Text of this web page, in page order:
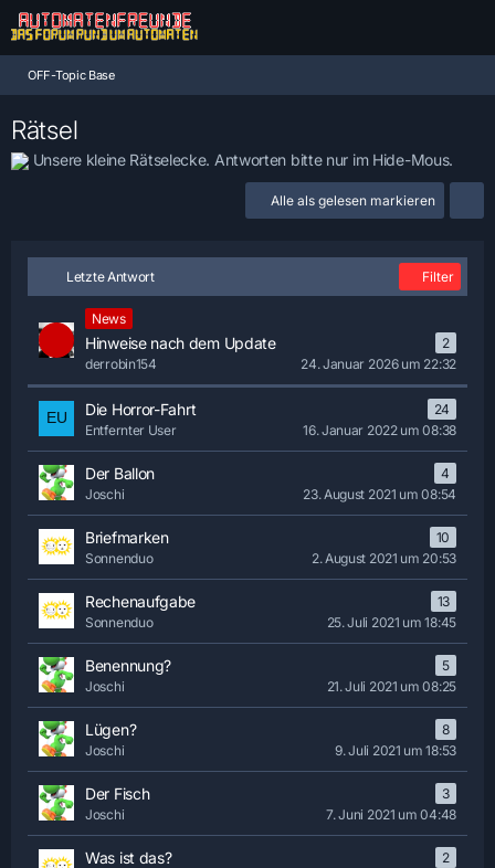
OFF-Topic Base
Rätsel
Unsere kleine Rätselecke. Antworten bitte nur im Hide-Mous.
Alle als gelesen markieren
Letzte Antwort Filter
News
Hinweise nach dem Update
2
derrobin154
24. Januar 2026 um 22:32
Die Horror-Fahrt
24
Entfernter User
16. Januar 2022 um 08:38
Der Ballon
4
Joschi
23. August 2021 um 08:54
Briefmarken
10
Sonnenduo
2. August 2021 um 20:53
Rechenaufgabe
13
Sonnenduo
25. Juli 2021 um 18:45
Benennung?
5
Joschi
21. Juli 2021 um 08:25
Lügen?
8
Joschi
9. Juli 2021 um 18:53
Der Fisch
3
Joschi
7. Juni 2021 um 04:48
Was ist das?
2